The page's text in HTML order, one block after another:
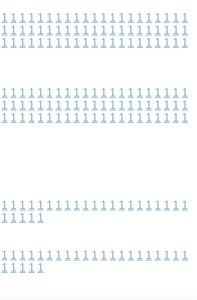
1 1 1 1 1 1 1 1 1 1 1 1 1 1 1 1 1 1 1 1 1
1 1 1 1 1 1 1 1 1 1 1 1 1 1 1 1 1 1 1 1 1
1 1 1 1 1 1 1 1 1 1 1 1 1 1 1 1 1 1 1 1 1
1 1 1 1 1 1 1 1 1 1 1 1 1 1 1 1 1 1 1 1 1
1 1 1 1 1 1 1 1 1 1 1 1 1 1 1 1 1 1 1 1 1
1 1 1 1 1 1 1 1 1 1 1 1 1 1 1 1 1 1 1 1 1
1 1 1 1 1 1 1 1 1 1 1 1 1 1 1 1 1 1 1 1 1
1 1 1 1 1
1 1 1 1 1 1 1 1 1 1 1 1 1 1 1 1 1 1 1 1 1
1 1 1 1 1